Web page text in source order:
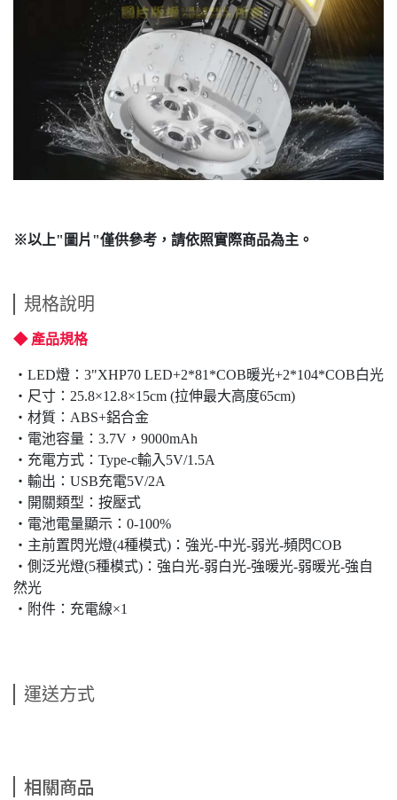
※以上"圖片"僅供參考，請依照實際商品為主。
規格說明
◆ 產品規格
‧LED燈：3"XHP70 LED+2*81*COB暖光+2*104*COB白光
‧尺寸：25.8×12.8×15cm (拉伸最大高度65cm)
‧材質：ABS+鋁合金
‧電池容量：3.7V，9000mAh
‧充電方式：Type-c輸入5V/1.5A
‧輸出：USB充電5V/2A
‧開關類型：按壓式
‧電池電量顯示：0-100%
‧主前置閃光燈(4種模式)：強光-中光-弱光-頻閃COB
‧側泛光燈(5種模式)：強白光-弱白光-強暖光-弱暖光-強自
然光
‧附件：充電線×1
運送方式
相關商品